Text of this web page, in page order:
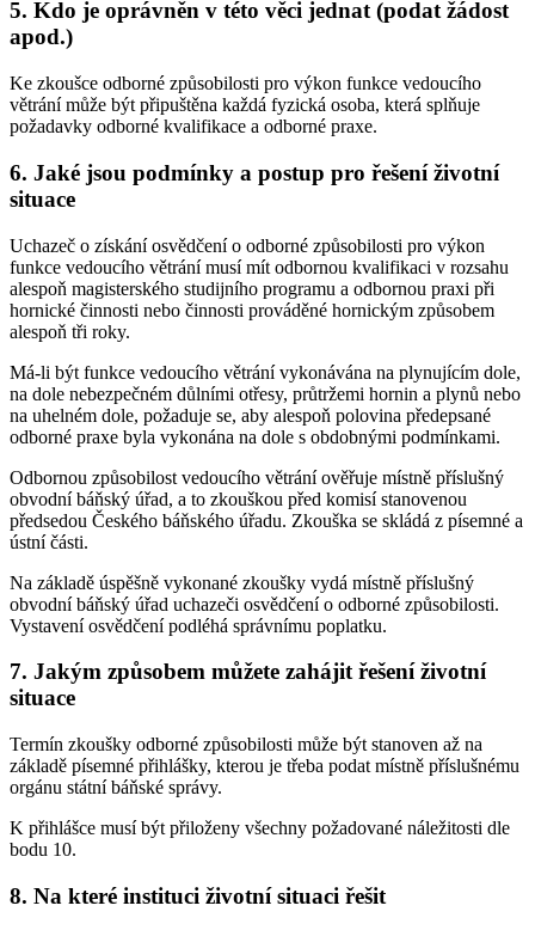
5. Kdo je oprávněn v této věci jednat (podat žádost
apod.)
Ke zkoušce odborné způsobilosti pro výkon funkce vedoucího
větrání může být připuštěna každá fyzická osoba, která splňuje
požadavky odborné kvalifikace a odborné praxe.
6. Jaké jsou podmínky a postup pro řešení životní
situace
Uchazeč o získání osvědčení o odborné způsobilosti pro výkon
funkce vedoucího větrání musí mít odbornou kvalifikaci v rozsahu
alespoň magisterského studijního programu a odbornou praxi při
hornické činnosti nebo činnosti prováděné hornickým způsobem
alespoň tři roky.
Má-li být funkce vedoucího větrání vykonávána na plynujícím dole,
na dole nebezpečném důlními otřesy, průtržemi hornin a plynů nebo
na uhelném dole, požaduje se, aby alespoň polovina předepsané
odborné praxe byla vykonána na dole s obdobnými podmínkami.
Odbornou způsobilost vedoucího větrání ověřuje místně příslušný
obvodní báňský úřad, a to zkouškou před komisí stanovenou
předsedou Českého báňského úřadu. Zkouška se skládá z písemné a
ústní části.
Na základě úspěšně vykonané zkoušky vydá místně příslušný
obvodní báňský úřad uchazeči osvědčení o odborné způsobilosti.
Vystavení osvědčení podléhá správnímu poplatku.
7. Jakým způsobem můžete zahájit řešení životní
situace
Termín zkoušky odborné způsobilosti může být stanoven až na
základě písemné přihlášky, kterou je třeba podat místně příslušnému
orgánu státní báňské správy.
K přihlášce musí být přiloženy všechny požadované náležitosti dle
bodu 10.
8. Na které instituci životní situaci řešit